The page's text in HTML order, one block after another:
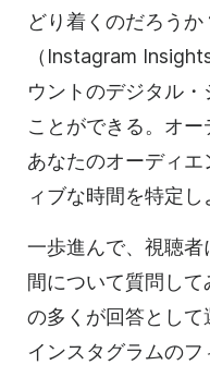
どり着くのだろう
（Instagram
ウントのデジタル
ことができる。オー
あなたのオーディ
ィブな時間を特定し
一歩進んで、視聴
間について質問し
の多くが回答とし
インスタグラムの